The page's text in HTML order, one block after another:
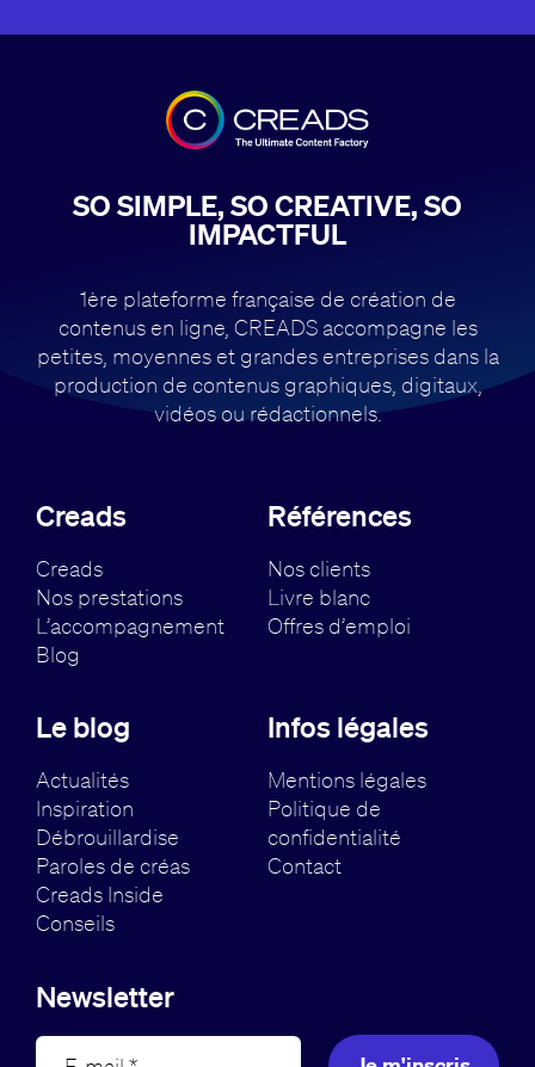
SO SIMPLE, SO CREATIVE, SO
IMPACTFUL
1ère plateforme française de création de
contenus en ligne, CREADS accompagne les
petites, moyennes et grandes entreprises dans la
production de contenus graphiques, digitaux,
vidéos ou rédactionnels.
Creads
Creads
Nos prestations
L’accompagnement
Blog
Références
Nos clients
Livre blanc
Offres d’emploi
Le blog
Actualités
Inspiration
Débrouillardise
Paroles de créas
Creads Inside
Conseils
Infos légales
Mentions légales
Politique de
confidentialité
Contact
Newsletter